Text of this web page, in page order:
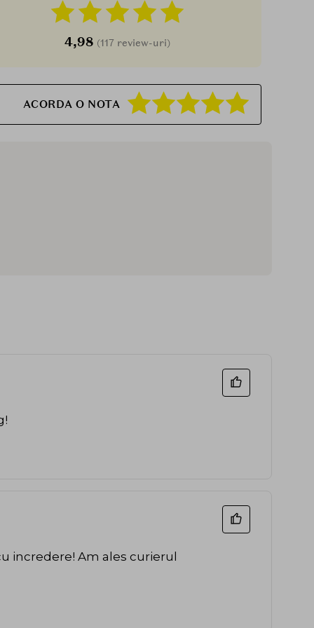
4,98 (117 review-uri)
ACORDA O NOTA
incredere! Am ales curierul